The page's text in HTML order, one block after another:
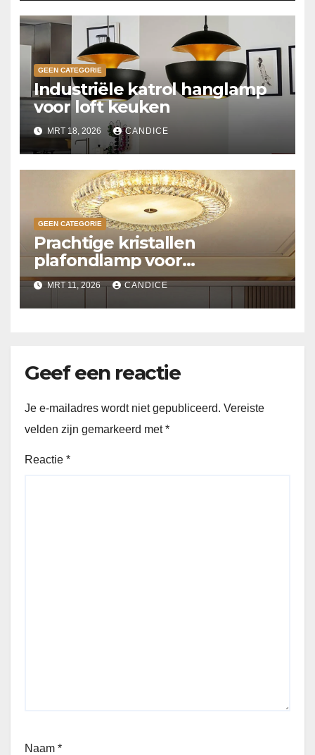
GEEN CATEGORIE
Industriële katrol hanglamp
voor loft keuken
MRT 18, 2026 CANDICE
GEEN CATEGORIE
Prachtige kristallen
plafondlamp voor
slaapkamer
MRT 11, 2026 CANDICE
Geef een reactie
Je e-mailadres wordt niet gepubliceerd. Vereiste
velden zijn gemarkeerd met*
Reactie *
Naam *